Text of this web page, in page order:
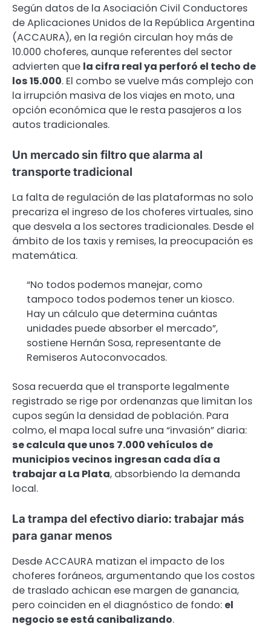
Según datos de la Asociación Civil Conductores
de Aplicaciones Unidos de la República Argentina
(ACCAURA), en la región circulan hoy más de
10.000 choferes, aunque referentes del sector
advierten que la cifra real ya perforó el techo de
los 15.000. El combo se vuelve más complejo con
la irrupción masiva de los viajes en moto, una
opción económica que le resta pasajeros a los
autos tradicionales.
Un mercado sin filtro que alarma al
transporte tradicional
La falta de regulación de las plataformas no solo
precariza el ingreso de los choferes virtuales, sino
que desvela a los sectores tradicionales. Desde el
ámbito de los taxis y remises, la preocupación es
matemática.
“No todos podemos manejar, como
tampoco todos podemos tener un kiosco.
Hay un cálculo que determina cuántas
unidades puede absorber el mercado”,
sostiene Hernán Sosa, representante de
Remiseros Autoconvocados.
Sosa recuerda que el transporte legalmente
registrado se rige por ordenanzas que limitan los
cupos según la densidad de población. Para
colmo, el mapa local sufre una “invasión” diaria:
se calcula que unos 7.000 vehículos de
municipios vecinos ingresan cada día a
trabajar a La Plata, absorbiendo la demanda
local.
La trampa del efectivo diario: trabajar más
para ganar menos
Desde ACCAURA matizan el impacto de los
choferes foráneos, argumentando que los costos
de traslado achican ese margen de ganancia,
pero coinciden en el diagnóstico de fondo: el
negocio se está canibalizando.